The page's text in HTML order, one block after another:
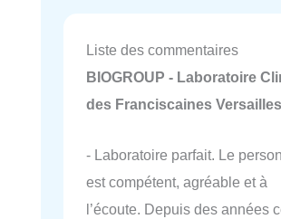
Liste des commentaires
BIOGROUP - Laboratoire
des Franciscaines Versailles
- Laboratoire parfait. Le
est compétent, agréable et à
l’écoute. Depuis des années